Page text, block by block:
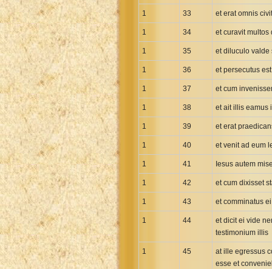
Swedish 1917 Bible
Tagalog 1905
Turkish Bible
Ukrainian 1871 NT
Ukrainian Bible
Uma New Testament
Xhosa Bible
1 33 et erat omnis
1 34 et curavit
1 35 et diluculo valde
1 36 et persecutus
1 37 et cum
1 38 et ait illis eamus
1 39 et erat
1 40 et venit ad eum
1 41 Iesus autem
1 42 et cum dixisset
1 43 et comminatus
1 44
et dicit ei vide
testimonium illis
1 45
at ille egressus
esse et